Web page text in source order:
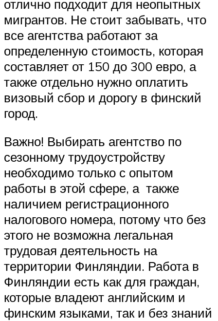
отлично подходит для неопытных
мигрантов. Не стоит забывать, что
все агентства работают за
определенную стоимость, которая
составляет от 150 до 300 евро, а
также отдельно нужно оплатить
визовый сбор и дорогу в финский
город.
Важно! Выбирать агентство по
сезонному трудоустройству
необходимо только с опытом
работы в этой сфере, а также
наличием регистрационного
налогового номера, потому что без
этого не возможна легальная
трудовая деятельность на
территории Финляндии. Работа в
Финляндии есть как для граждан,
которые владеют английским и
финским языками, так и без знаний